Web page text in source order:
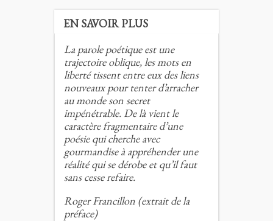
EN SAVOIR PLUS
La parole poétique est une
trajectoire oblique, les mots en
liberté tissent entre eux des liens
nouveaux pour tenter d’arracher
au monde son secret
impénétrable. De là vient le
caractère fragmentaire d’une
poésie qui cherche avec
gourmandise à appréhender une
réalité qui se dérobe et qu’il faut
sans cesse refaire.
Roger Francillon (extrait de la
préface)